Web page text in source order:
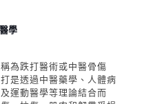
學
為跌打醫術或中醫骨傷
是透過中醫藥學、人體病
運動醫學等理論結合而